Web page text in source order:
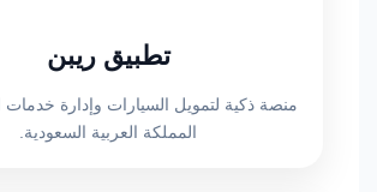
تطبيق ريبن
منصة ذكية لتمويل السيارات وإدارة خدمات
المملكة العربية السعودية.